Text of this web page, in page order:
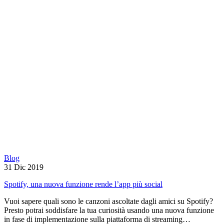
Blog
31 Dic 2019
Spotify, una nuova funzione rende l’app più social
Vuoi sapere quali sono le canzoni ascoltate dagli amici su Spotify?
Presto potrai soddisfare la tua curiosità usando una nuova funzione
in fase di implementazione sulla piattaforma di streaming…